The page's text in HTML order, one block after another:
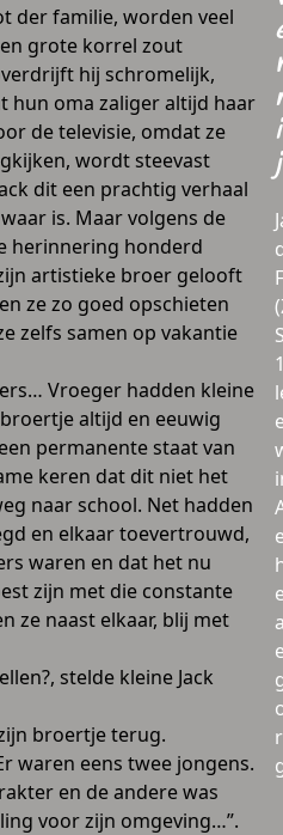
der familie, worden veel
grote korrel zout
hij schromelijk,
hun oma zaliger altijd haar
de televisie, omdat ze
wordt steevast
dit een prachtig verhaal
is. Maar volgens de
herinnering honderd
artistieke broer gelooft
ze zo goed opschieten
zelfs samen op vakantie
Vroeger hadden kleine
altijd en eeuwig
permanente staat van
keren dat dit niet het
naar school. Net hadden
en elkaar toevertrouwd,
waren en dat het nu
zijn met die constante
ze naast elkaar, blij met
stelde kleine Jack
broertje terug.
waren eens twee jongens.
en de andere was
voor zijn omgeving…”.
i
j